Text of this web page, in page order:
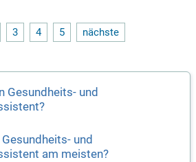
zielgerichtete Behandlungsansätze f
Sie Teil unseres engagierten Tea
3 4 5 nächste
Gesundheits- und
und
am meisten?